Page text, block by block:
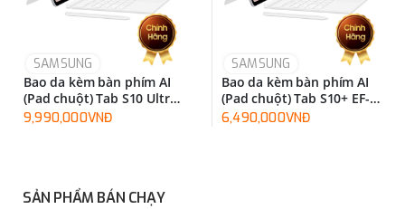
SAMSUNG
Bao da kèm bàn phím AI
(Pad chuột) Tab S10 Ultra
EF-DX925UBEGWW
9,990,000VNĐ
SAMSUNG
Bao da kèm bàn phím AI
(Pad chuột) Tab S10+ EF-
DX825UWEGWW
6,490,000VNĐ
SẢN PHẨM BÁN CHẠY